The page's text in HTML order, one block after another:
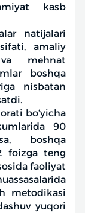
kasb
natijalari
amaliy
mehnat
boshqa
nisbatan
bo‘yicha
90
boshqa
foizga teng
faoliyat
metodikasi
yuqori